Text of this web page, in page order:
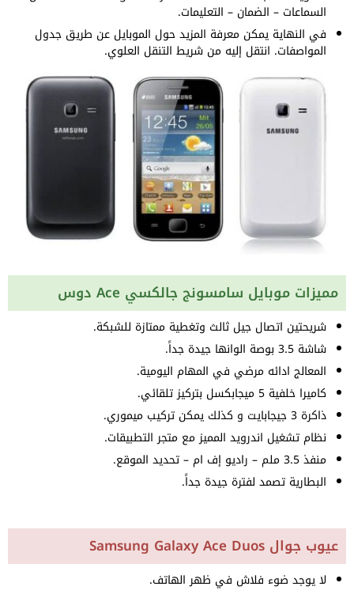
السماعات – الضمان – التعليمات.
في النهاية يمكن معرفة المزيد حول الموبايل عن طريق جدول
المواصفات. انتقل إليه من شريط التنقل العلوي.
مميزات موبايل سامسونج جالكسي Ace دوس
شريحتين اتصال جيل ثالث وتغطية ممتازة للشبكة.
شاشة 3.5 بوصة الوانها جيدة جداً.
المعالج ادائه مرضي في المهام اليومية.
كاميرا خلفية 5 ميجابكسل بتركيز تلقائي.
ذاكرة 3 جيجابايت و كذلك يمكن تركيب ميموري.
نظام تشغيل اندرويد المميز مع متجر التطبيقات.
منفذ 3.5 ملم – راديو إف ام – تحديد الموقع.
البطارية تصمد لفترة جيدة جداً.
عيوب جوال Samsung Galaxy Ace Duos
لا يوجد ضوء فلاش في ظهر الهاتف.